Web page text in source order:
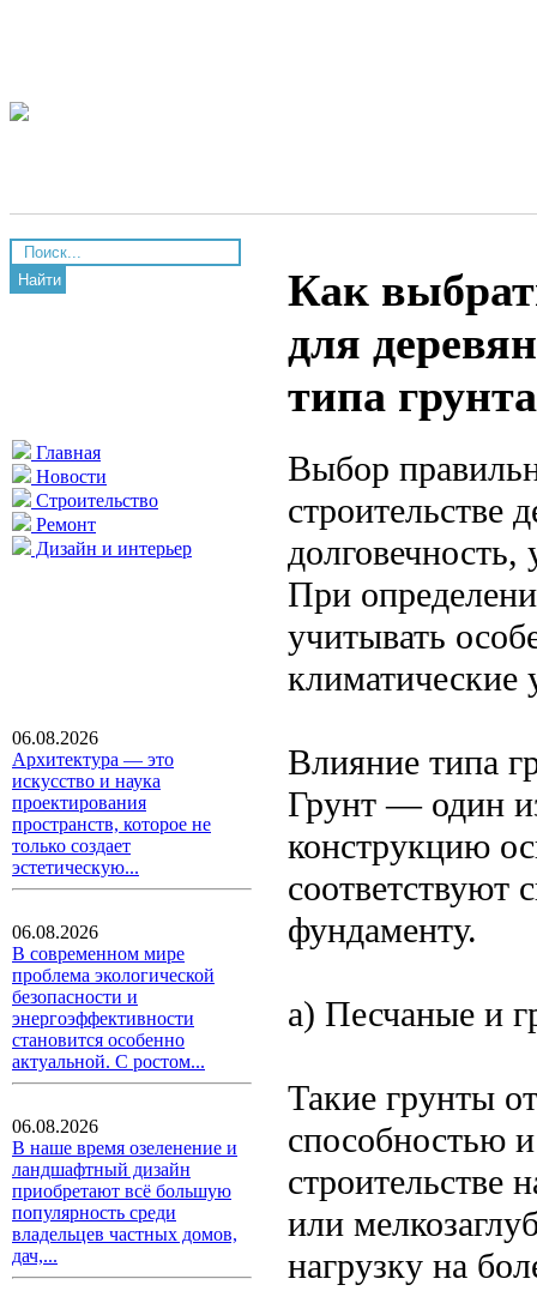
Найти
Главная
Новости
Строительство
Ремонт
Дизайн и интерьер
06.08.2026
Архитектура — это
искусство и наука
проектирования
пространств, которое не
только создает
эстетическую...
06.08.2026
В современном мире
проблема экологической
безопасности и
энергоэффективности
становится особенно
актуальной. С ростом...
06.08.2026
В наше время озеленение и
ландшафтный дизайн
приобретают всё большую
популярность среди
владельцев частных домов,
дач,...
Как
для
типа
Выбор
строительстве
долговечность,
При
учитывать
климатические
Влияние типа
Грунт — один
конструкцию
соответствуют
фундаменту.
а) Песчаные и
Такие грунты
способностью
строительстве
или
нагрузку на